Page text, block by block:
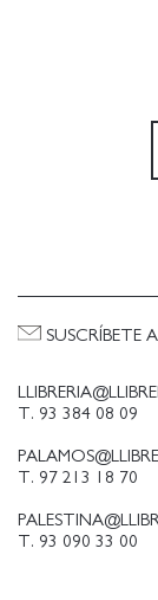
T. 93 384 08 09
T. 97 213 18 70
T. 93 090 33 00
SUSCRÍBETE